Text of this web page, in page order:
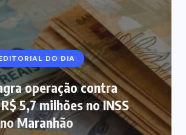
DO BRASIL
3.041 acumula, e
chega a R$ 165
milhões